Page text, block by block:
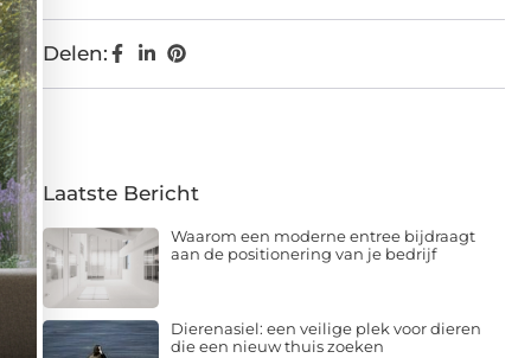
Delen:
Laatste Bericht
Waarom een moderne entree bijdraagt
aan de positionering van je bedrijf
Dierenasiel: een veilige plek voor dieren
die een nieuw thuis zoeken